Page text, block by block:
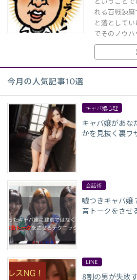
ということ
れる百戦錬
と落として
でそのノウ
今月の人気記事10選
キャバ嬢心理
キャバ嬢があな
かを見抜く裏ワ
会話術
嘘つきキャバ嬢
音トークをさせ
LINE
8割の男が失敗